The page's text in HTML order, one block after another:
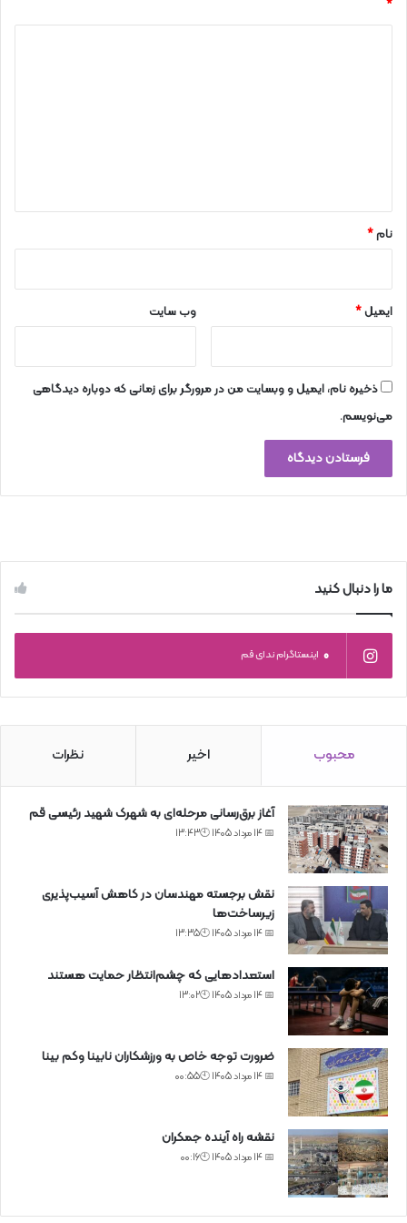
*
نام*
ایمیل* وب‌ سایت
ذخیره نام، ایمیل و وبسایت من در مرورگر برای زمانی که دوباره دیدگاهی
می‌نویسم.
ما را دنبال کنید
0 اینستاگرام ندای قم
محبوب اخیر نظرات
آغاز برق‌رسانی مرحله‌ای به شهرک شهید رئیسی قم
📅 14 مرداد 1405 🕙13:43
نقش برجسته مهندسان در کاهش آسیب‌پذیری
زیرساخت‌ها
📅 14 مرداد 1405 🕙13:35
استعدادهایی که چشم‌انتظار حمایت هستند
📅 14 مرداد 1405 🕙13:02
ضرورت توجه خاص به ورزشکاران نابینا وکم بینا
📅 14 مرداد 1405 🕙00:55
نقشه راه آینده جمکران
📅 14 مرداد 1405 🕙00:16